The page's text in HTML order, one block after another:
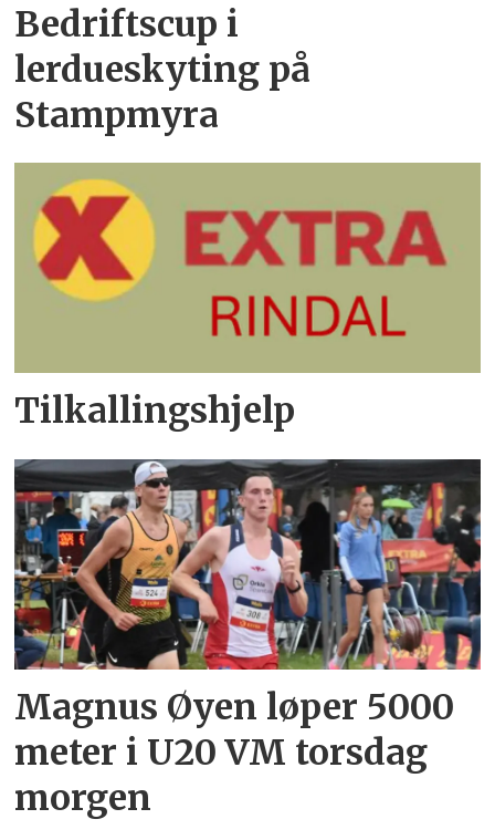
Bedriftscup i
lerdueskyting på
Stampmyra
Tilkallingshjelp
Magnus Øyen løper 5000
meter i U20 VM torsdag
morgen